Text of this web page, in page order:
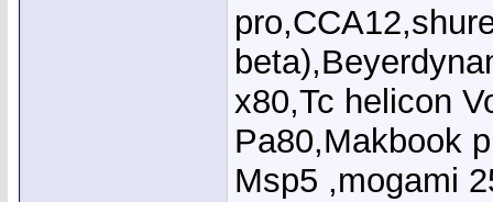
x80,Tc helicon
Pa80,Makbook
Msp5 ,mogami